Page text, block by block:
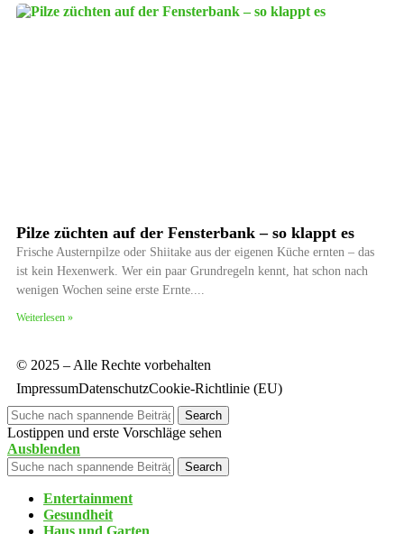
Pilze züchten auf der Fensterbank – so klappt es
Frische Austernpilze oder Shiitake aus der eigenen Küche ernten – das
ist kein Hexenwerk. Wer ein paar Grundregeln kennt, hat schon nach
wenigen Wochen seine erste Ernte.
Weiterlesen »
© 2025 – Alle Rechte vorbehalten
ImpressumDatenschutzCookie-Richtlinie (EU)
Search
Lostippen und erste Vorschläge sehen
Ausblenden
Search
Entertainment
Gesundheit
Haus und Garten